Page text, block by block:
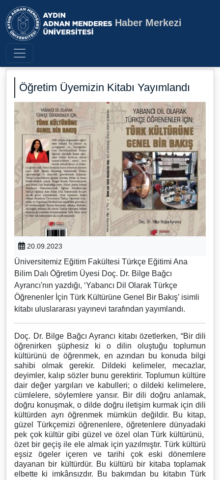
Aydın Adnan Menderes
Haber Merkezi
Öğretim Üyemizin Kitabı Yayımlandı
20.09.2023
Üniversitemiz Eğitim Fakültesi Türkçe Eğitimi Ana
Bilim Dalı Öğretim Üyesi Doç. Dr. Bilge Bağcı
Ayrancı'nın yazdığı, ‘Yabancı Dil Olarak Türkçe
Öğrenenler İçin Türk Kültürüne Genel Bir Bakış’ isimli
kitabı uluslararası yayınevi tarafından yayımlandı.
Doç. Dr. Bilge Bağcı Ayrancı kitabı özetlerken, “Bir dili
öğrenirken şüphesiz ki o dilin oluştuğu toplumun
kültürünü de öğrenmek, en azından bu konuda bilgi
sahibi olmak gerekir. Dildeki kelimeler, mecazlar,
deyimler, kalıp sözler bunu gerektirir. Toplumun kültüre
dair değer yargıları ve kabulleri; o dildeki kelimelere,
cümlelere, söylemlere yansır. Bir dili doğru anlamak,
doğru konuşmak, o dilde doğru iletişim kurmak için dili
kültürden ayrı öğrenmek mümkün değildir. Bu kitap,
güzel Türkçemizi öğrenenlere, öğretenlere dünyadaki
pek çok kültür gibi güzel ve özel olan Türk kültürünü,
özet bir geçiş ile ele almak için yazılmıştır. Türk kültürü
eşsiz ögeler içeren ve tarihi çok eski dönemlere
dayanan bir kültürdür. Bu kültürü bir kitaba toplamak
elbette ki imkânsızdır. Bu bakımdan bu kitabın Türk